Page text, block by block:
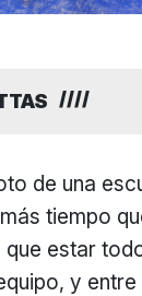
de una
tiempo
estar
y